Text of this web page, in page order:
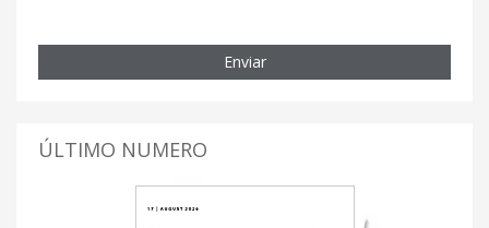
Enviar
ÚLTIMO NUMERO